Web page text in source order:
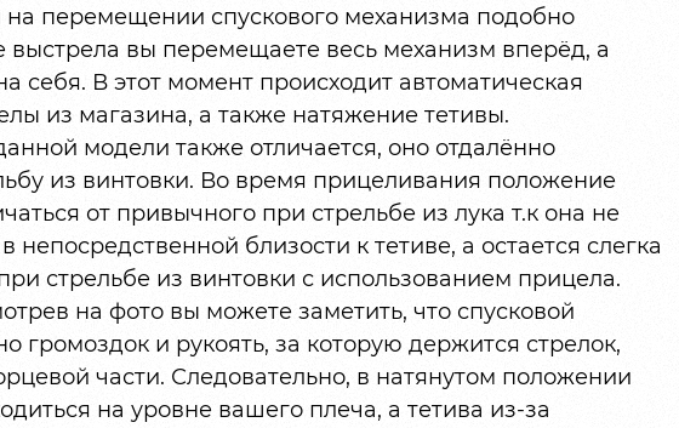
перемещении спускового механизма подобно
выстрела вы перемещаете весь механизм вперёд, а
себя. В этот момент происходит автоматическая
из магазина, а также натяжение тетивы.
модели также отличается, оно отдалённо
из винтовки. Во время прицеливания положение
от привычного при стрельбе из лука т.к она не
непосредственной близости к тетиве, а остается слегка
стрельбе из винтовки с использованием прицела.
на фото вы можете заметить, что спусковой
громоздок и рукоять, за которую держится стрелок,
части. Следовательно, в натянутом положении
на уровне вашего плеча, а тетива из-за